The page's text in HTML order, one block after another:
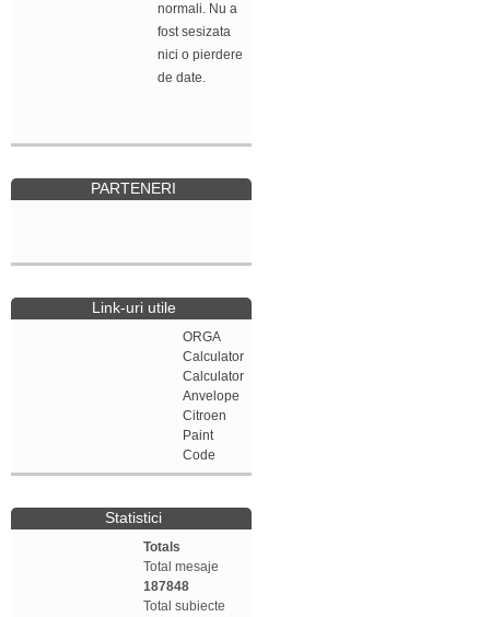
normali. Nu a
fost sesizata
nici o pierdere
de date.
PARTENERI
Link-uri utile
ORGA
Calculator
Calculator
Anvelope
Citroen
Paint
Code
Statistici
Totals
Total mesaje
187848
Total subiecte